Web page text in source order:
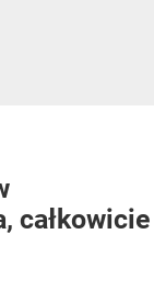
całkowicie